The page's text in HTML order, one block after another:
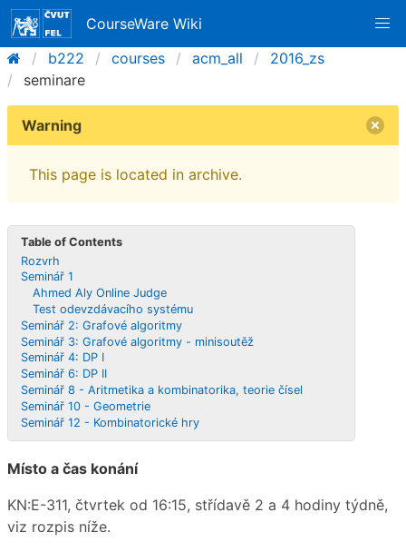
CourseWare Wiki
b222
courses acm_all
2016_zs
seminare
Warning
This page is located in archive.
Table of Contents
Rozvrh
Seminář 1
Ahmed Aly Online Judge
Test odevzdávacího systému
Seminář 2: Grafové algoritmy
Seminář 3: Grafové algoritmy - minisoutěž
Seminář 4: DP I
Seminář 6: DP II
Seminář 8 - Aritmetika a kombinatorika, teorie čísel
Seminář 10 - Geometrie
Seminář 12 - Kombinatorické hry
Místo a čas konání
KN:E-311, čtvrtek od 16:15, střídavě 2 a 4 hodiny týdně,
viz rozpis níže.